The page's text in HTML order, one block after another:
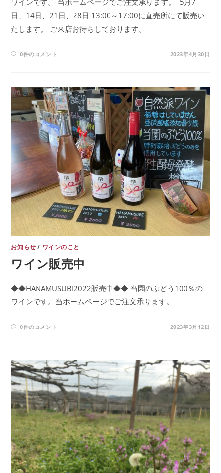
日、14日、21日、28日 13:00～17:00に直売所にて販売い
たします。 ​ご来店お待ちしております。
0件のコメント 2023年4月30日
お知らせ / ワインのこと
ワイン販売中
◆◆HANAMUSUBI2022販売中◆◆ ​当園のぶどう100％の
ワインです。当ホームページでご注文承ります。
0件のコメント 2023年3月12日